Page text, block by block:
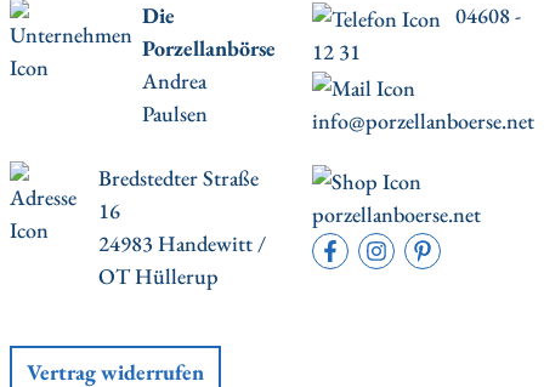
Die
Porzellanbörse
Andrea
Paulsen
04608 -
12 31
info@porzellanboerse.net
Bredstedter Straße
16
24983 Handewitt /
OT Hüllerup
porzellanboerse.net
Vertrag widerrufen